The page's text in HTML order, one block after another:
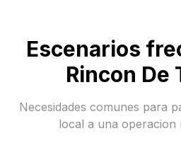
Escenarios
Rincon De
Necesidades comunes para
local a una operacion